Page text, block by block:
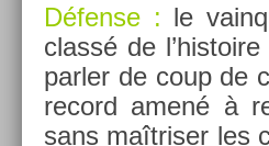
Défense : le
classé de
parl­er de coup de
re­cord amené à
sans maîtris­er les